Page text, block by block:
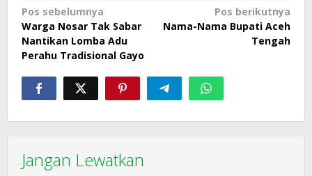
Navigasi
pos
Pos sebelumnya
Warga Nosar Tak Sabar
Nantikan Lomba Adu
Perahu Tradisional Gayo
Pos berikutnya
Nama-Nama Bupati Aceh
Tengah
Jangan Lewatkan